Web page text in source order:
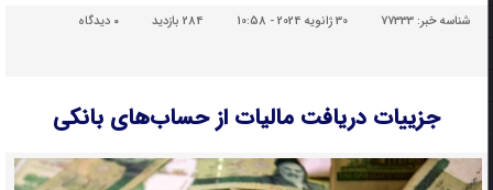
شناسه خبر:77333 30 ژانویه 2024 - 10:58 284 بازدید دیدگاه
جزییات دریافت مالیات از حساب‌های بانکی